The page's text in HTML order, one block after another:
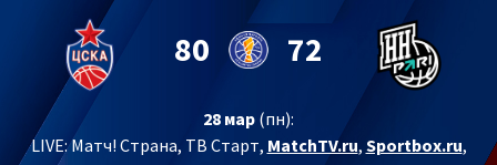
80 72
28 мар (пн):
LIVE:Матч! Страна, ТВ Старт, MatchTV.ru, Sportbox.ru,